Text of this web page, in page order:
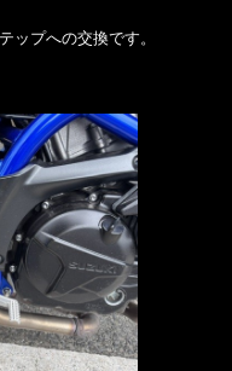
ップへの交換です。